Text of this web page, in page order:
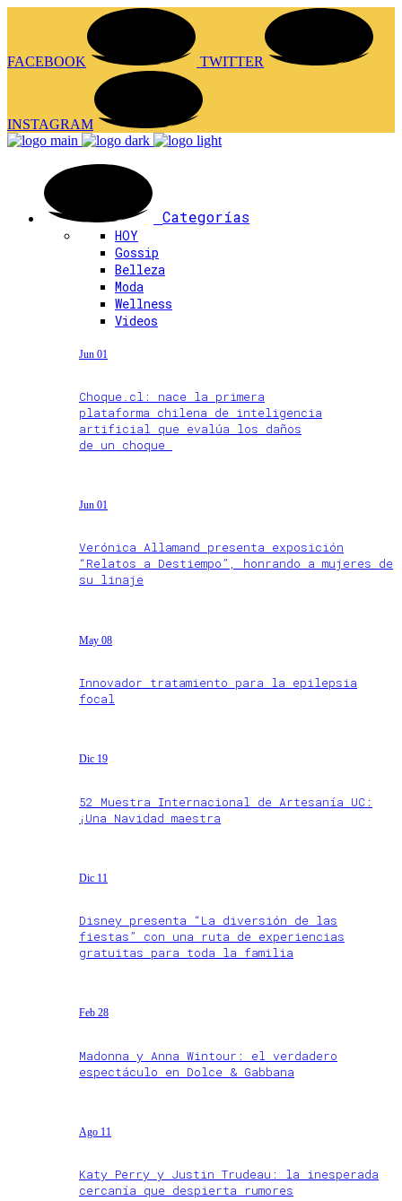
FACEBOOK TWITTER
INSTAGRAM
Categorías
HOY
Gossip
Belleza
Moda
Wellness
Videos
Jun 01
Choque.cl: nace la primera
plataforma chilena de inteligencia
artificial que evalúa los daños
de un choque
Jun 01
Verónica Allamand presenta exposición
“Relatos a Destiempo”, honrando a mujeres de
su linaje
May 08
Innovador tratamiento para la epilepsia
focal
Dic 19
52 Muestra Internacional de Artesanía UC:
¡Una Navidad maestra
Dic 11
Disney presenta “La diversión de las
fiestas” con una ruta de experiencias
gratuitas para toda la familia
Feb 28
Madonna y Anna Wintour: el verdadero
espectáculo en Dolce & Gabbana
Ago 11
Katy Perry y Justin Trudeau: la inesperada
cercanía que despierta rumores